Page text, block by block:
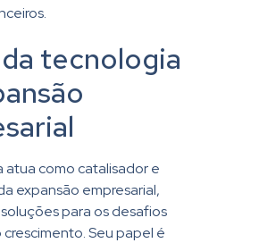
tecnologia
atua como catalisador e
expansão empresarial,
para os desafios
Seu papel é